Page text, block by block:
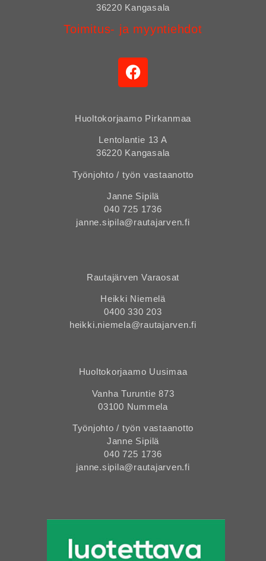
36220 Kangasala
Toimitus- ja myyntiehdot
Huoltokorjaamo Pirkanmaa
Lentolantie 13 A
36220 Kangasala
Työnjohto / työn vastaanotto
Janne Sipilä
040 725 1736
janne.sipila@rautajarven.fi
Rautajärven Varaosat
Heikki Niemelä
0400 330 203
heikki.niemela@rautajarven.fi
Huoltokorjaamo Uusimaa
Vanha Turuntie 873
03100 Nummela
Työnjohto / työn vastaanotto
Janne Sipilä
040 725 1736
janne.sipila@rautajarven.fi